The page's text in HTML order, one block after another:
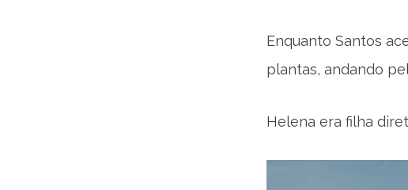
Enquanto Santos
plantas, andando
Helena era filha